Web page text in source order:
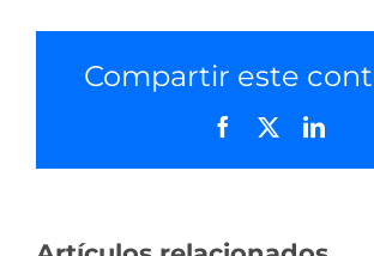
Compartir este
Facebook